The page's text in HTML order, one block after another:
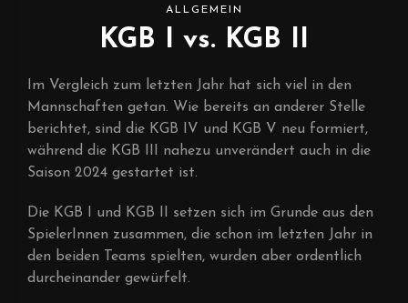
ALLGEMEIN
KGB I vs. KGB II
Im Vergleich zum letzten Jahr hat sich viel in den
Mannschaften getan. Wie bereits an anderer Stelle
berichtet, sind die KGB IV und KGB V neu formiert,
während die KGB III nahezu unverändert auch in die
Saison 2024 gestartet ist.
Die KGB I und KGB II setzen sich im Grunde aus den
SpielerInnen zusammen, die schon im letzten Jahr in
den beiden Teams spielten, wurden aber ordentlich
durcheinander gewürfelt.